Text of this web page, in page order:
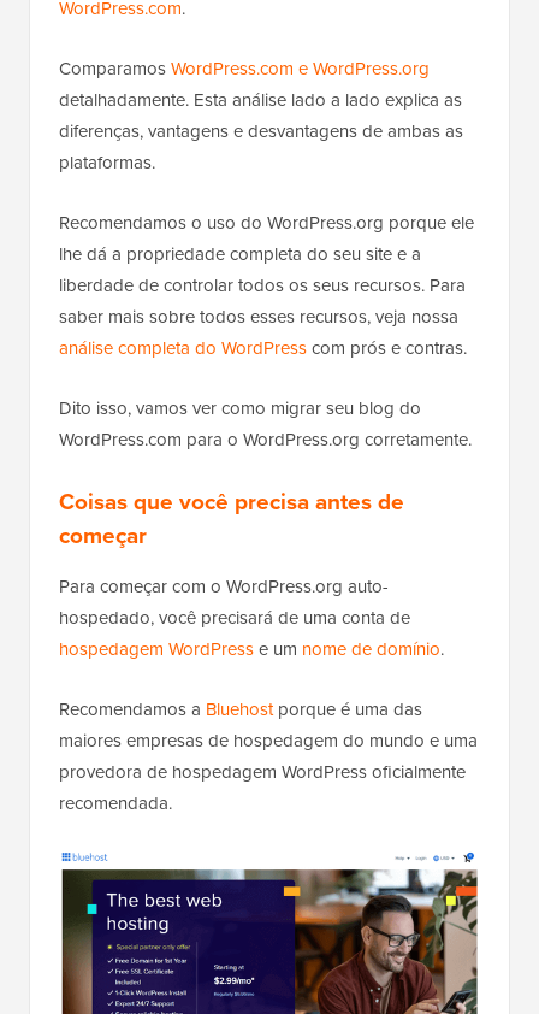
WordPress.com.
ComparamosWordPress.com e WordPress.org
detalhadamente. Esta análise lado a lado explica as
diferenças, vantagens e desvantagens de ambas as
plataformas.
Recomendamos o uso do WordPress.org porque ele
lhe dá a propriedade completa do seu site e a
liberdade de controlar todos os seus recursos. Para
saber mais sobre todos esses recursos, veja nossa
análise completa do WordPresscom prós e contras.
Dito isso, vamos ver como migrar seu blog do
WordPress.com para o WordPress.org corretamente.
Coisas que você precisa antes de
começar
Para começar com o WordPress.org auto-
hospedado, você precisará de uma conta de
hospedagem WordPresse um nome de domínio.
Recomendamos a Bluehostporque é uma das
maiores empresas de hospedagem do mundo e uma
provedora de hospedagem WordPress oficialmente
recomendada.